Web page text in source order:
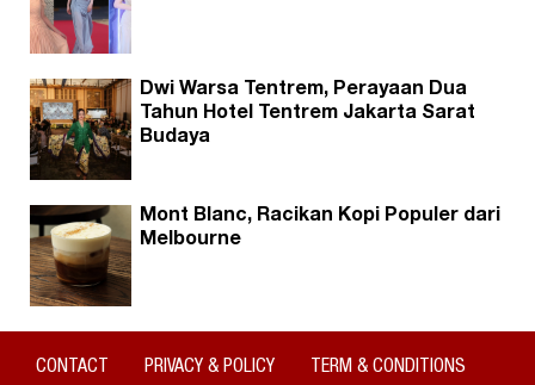
Dwi Warsa Tentrem, Perayaan Dua
Tahun Hotel Tentrem Jakarta Sarat
Budaya
Mont Blanc, Racikan Kopi Populer dari
Melbourne
CONTACT PRIVACY & POLICY TERM & CONDITIONS